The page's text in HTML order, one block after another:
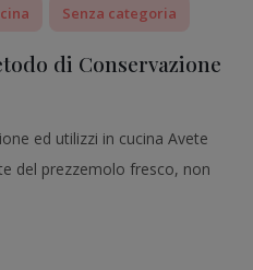
Senza categoria
di Conservazione
ed utilizzi in cucina Avete
del prezzemolo fresco, non